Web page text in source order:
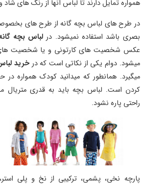
همواره تمایل دارند تا لباس آنها از رنگ های
در طرح های لباس بچه گانه از طرح های
بصری باشد استفاده نمیشود. درلباس بچه
عکس شخصیت های کارتونی و یا شخصیت های
میشود. دوام یکی از نکاتی است که درخرید
میگیرد. همانطور که میدانید کودک همواره
کردن است. لباس بچه باید به قدری متریال
راحتی پاره نشود.
پارچه نخی، پشمی، ترکیبی از نخ و پلی